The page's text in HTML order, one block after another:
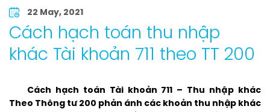
22 May, 2021
Cách hạch toán thu nhập
khác Tài khoản 711 theo TT 200
Cách hạch toán Tài khoản 711 – Thu nhập khác
Theo Thông tư 200 phản ánh các khoản thu nhập khác